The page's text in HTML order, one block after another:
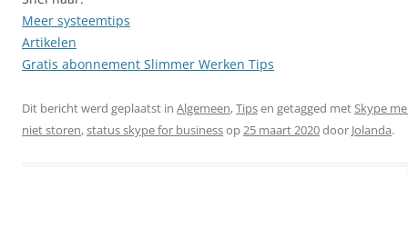
Meer systeemtips
Artikelen
Gratis abonnement Slimmer Werken Tips
Dit bericht werd geplaatst in Algemeen,Tipsen getagged met Skype
niet storen,status skype for businessop 25 maart 2020door Jolanda.